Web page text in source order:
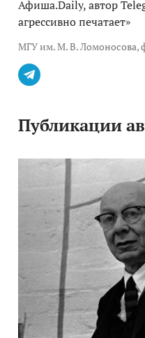
Афиша.Daily, автор
агрессивно печатает»
МГУ им. М. В. Ломоносова,
Публикации